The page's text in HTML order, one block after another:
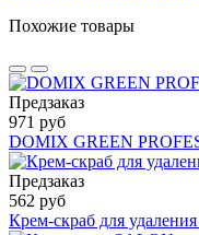
Похожие товары
Предзаказ
971 руб
DOMIX GREEN
Предзаказ
562 руб
Крем-скраб для